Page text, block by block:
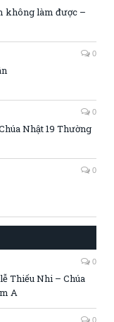
không làm được –
0
0
Nhật 19 Thường
0
0
Thiếu Nhi – Chúa
A
0